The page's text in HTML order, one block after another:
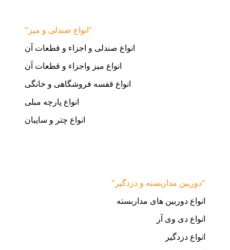
"انواع صندلی و میز"
انواع صندلی و اجزاء و قطعات آن
انواع میز واجزاء و قطعات آن
انواع قفسه فروشگاهی و خانگی
انواع پارچه مبلی
انواع چتر و سایبان
"دوربین مداربسته و دزدگیر"
انواع دوربین های مداربسته
انواع دی وی آر
انواع دزدگیر